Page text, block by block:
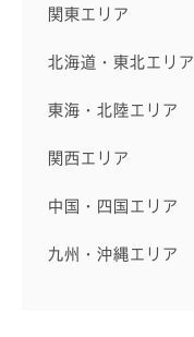
関東エリア
北海道・東北エリア
東海・北陸エリア
関西エリア
中国・四国エリア
九州・沖縄エリア